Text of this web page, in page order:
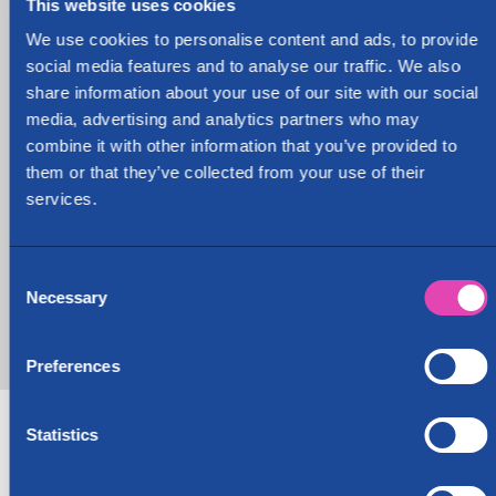
This website uses cookies
We use cookies to personalise content and ads, to provide
social media features and to analyse our traffic. We also
share information about your use of our site with our social
media, advertising and analytics partners who may
combine it with other information that you’ve provided to
them or that they’ve collected from your use of their
services.
Selection
Necessary
Preferences
Statistics
Cityvarasto Oyj ostaa Ja-Ki Muuton
liiketoiminnan
Cityvarasto on ostanut Ja-Ki Muutto Oy:n
muuttopalveluliiketoiminnan. Kauppa toteutetaan
liiketoimintakauppana Cityvarasto-konserniin
perustettavan yhtiön nimiin ja sen myötä Ja-Ki Muuton
henkilöstö mukaan lukien. Ostettu liiketoiminta
segmenttiä 1.1.2026 alkaen.
Vuokraa varastotilaa Hyvinkään
Cityvarastosta
Vuokraa varastotilaa Hyvinkään Cityvarastosta - Tilaa